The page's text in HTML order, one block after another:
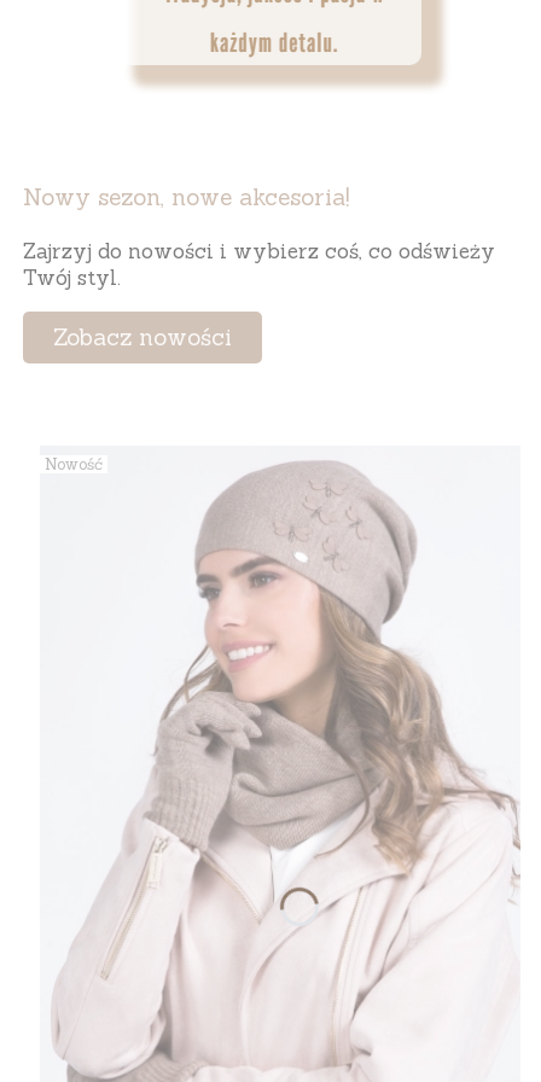
Nowy sezon, nowe akcesoria!
Zajrzyj do nowości i wybierz coś, co odświeży
Twój styl.
Zobacz nowości
Nowość